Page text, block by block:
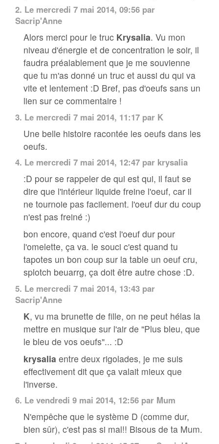
2. Le mercredi 7 mai 2014, 09:56 par
Sacrip'Anne
Alors merci pour le truc Krysalia. Vu mon
niveau d'énergie et de concentration le soir, il
faudra préalablement que je me souvienne
que tu m'as donné un truc et aussi du qui va
vite et lentement :D Bref, pas d'oeufs sans un
lien sur ce commentaire !
3. Le mercredi 7 mai 2014, 11:17 par K
Une belle histoire racontée les oeufs dans les
oeufs.
4. Le mercredi 7 mai 2014, 12:47 par krysalia
:D pour se rappeler de qui est qui, il faut se
dire que l'intérieur liquide freine l'oeuf, car il
ne tournoie pas facilement. l'oeuf dur du coup
n'est pas freiné :)
bon encore, quand c'est l'oeuf dur pour
l'omelette, ça va. le souci c'est quand tu
tapotes un bon coup sur la table un oeuf cru,
splotch beuarrg, ça doit être autre chose :D.
5. Le mercredi 7 mai 2014, 13:43 par
Sacrip'Anne
K, vu ma brunette de fille, on ne peut hélas la
mettre en musique sur l'air de "Plus bleu, que
le bleu de vos oeufs"... :D
krysalia entre deux rigolades, je me suis
effectivement dit que ça valait mieux que
l'inverse.
6. Le vendredi 9 mai 2014, 12:56 par Mum
N'empêche que le système D (comme dur,
bien sûr), c'est pas si mal!! Bisous de ta Mum.